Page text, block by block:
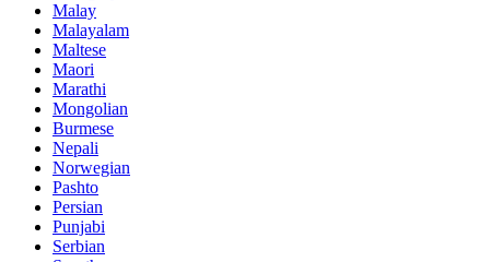
Malay
Malayalam
Maltese
Maori
Marathi
Mongolian
Burmese
Nepali
Norwegian
Pashto
Persian
Punjabi
Serbian